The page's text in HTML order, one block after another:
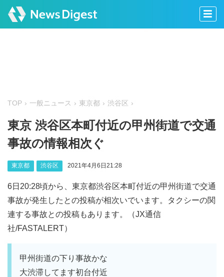
TOP 一般ニュース 東京都 渋谷区
東京 渋谷区本町付近の甲州街道で交通
事故の情報相次ぐ
東京都 渋谷区 2021年4月6日21:28
6日20:28頃から、東京都渋谷区本町付近の甲州街道で交通
事故が発生したとの投稿が相次いでいます。タクシーの関
連する事故との投稿もあります。（JX通信
社/FASTALERT）
甲州街道の下り事故かな
大渋滞してます初台付近